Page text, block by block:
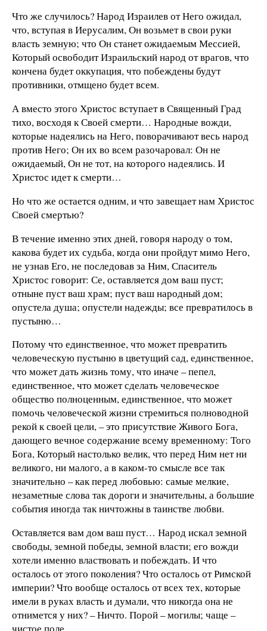
Что же случилось? Народ Израилев от Него ожидал,
что, вступая в Иерусалим, Он возьмет в свои руки
власть земную; что Он станет ожидаемым Мессией,
Который освободит Израильский народ от врагов, что
кончена будет оккупация, что побеждены будут
противники, отмщено будет всем.
А вместо этого Христос вступает в Священный Град
тихо, восходя к Своей смерти… Народные вожди,
которые надеялись на Него, поворачивают весь народ
против Него; Он их во всем разочаровал: Он не
ожидаемый, Он не тот, на которого надеялись. И
Христос идет к смерти…
Но что же остается одним, и что завещает нам Христос
Своей смертью?
В течение именно этих дней, говоря народу о том,
какова будет их судьба, когда они пройдут мимо Него,
не узнав Его, не последовав за Ним, Спаситель
Христос говорит: Се, оставляется дом ваш пуст;
отныне пуст ваш храм; пуст ваш народный дом;
опустела душа; опустели надежды; все превратилось в
пустыню…
Потому что единственное, что может превратить
человеческую пустыню в цветущий сад, единственное,
что может дать жизнь тому, что иначе – пепел,
единственное, что может сделать человеческое
общество полноценным, единственное, что может
помочь человеческой жизни стремиться полноводной
рекой к своей цели, – это присутствие Живого Бога,
дающего вечное содержание всему временному: Того
Бога, Который настолько велик, что перед Ним нет ни
великого, ни малого, а в каком-то смысле все так
значительно – как перед любовью: самые мелкие,
незаметные слова так дороги и значительны, а большие
события иногда так ничтожны в таинстве любви.
Оставляется вам дом ваш пуст… Народ искал земной
свободы, земной победы, земной власти; его вожди
хотели именно властвовать и побеждать. И что
осталось от этого поколения? Что осталось от Римской
империи? Что вообще осталось от всех тех, которые
имели в руках власть и думали, что никогда она не
отнимется у них? – Ничто. Порой – могилы; чаще –